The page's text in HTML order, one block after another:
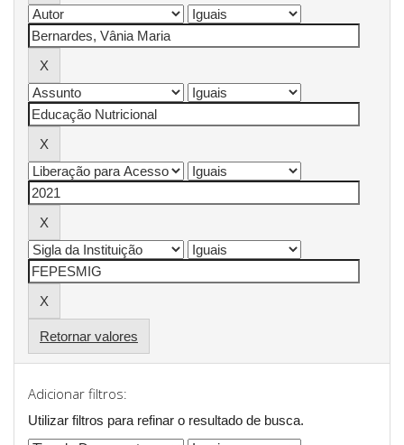
Retornar valores
Adicionar filtros:
Utilizar filtros para refinar o resultado de busca.